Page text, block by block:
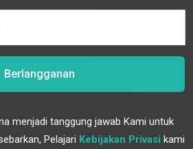
Berlangganan
menjadi tanggung jawab Kami untuk
Pelajari Kebijakan Privasi kami